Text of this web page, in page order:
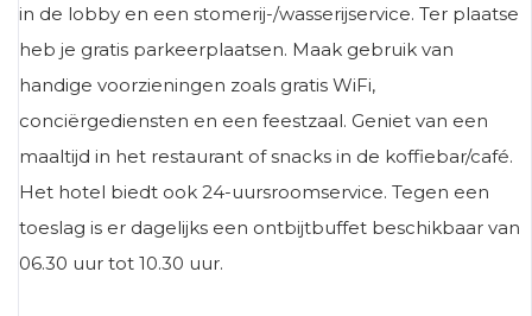
in de lobby en een stomerij-/wasserijservice. Ter plaatse
heb je gratis parkeerplaatsen. Maak gebruik van
handige voorzieningen zoals gratis WiFi,
conciërgediensten en een feestzaal. Geniet van een
maaltijd in het restaurant of snacks in de koffiebar/café.
Het hotel biedt ook 24-uursroomservice. Tegen een
toeslag is er dagelijks een ontbijtbuffet beschikbaar van
06.30 uur tot 10.30 uur.